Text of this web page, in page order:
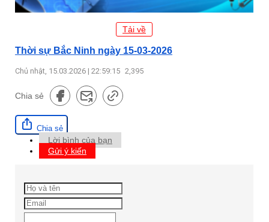
Tải về
Thời sự Bắc Ninh ngày 15-03-2026
Chủ nhật, 15.03.2026 | 22:59:15 2,395
Chia sẻ
Chia sẻ
Lời bình của bạn
Gửi ý kiến